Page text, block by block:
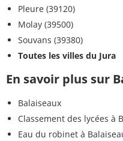
Pleure (39120)
Molay (39500)
Souvans (39380)
Toutes les villes du Jura
En savoir plus sur
Balaiseaux
Classement des lycées à
Eau du robinet à